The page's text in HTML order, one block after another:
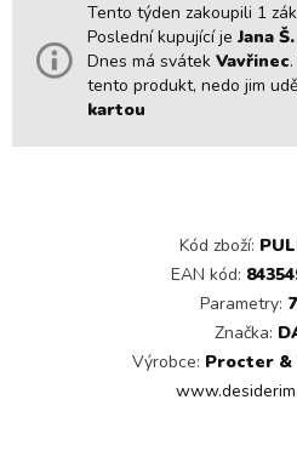
Tento týden zakoupili 1
Poslední kupující jeJana Š.
Dnes má svátekVavřinec
tento produkt, nedo jim
kartou
Kód zboží:
EAN kód:
Parametry:
Značka:
Výrobce: Procter &